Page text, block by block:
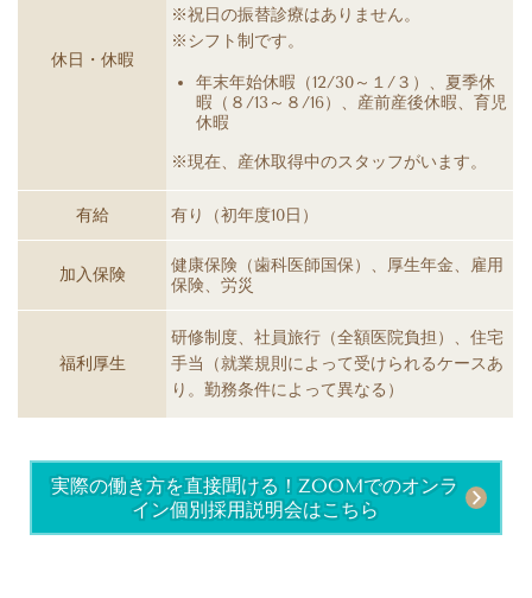
休日・休暇
※祝日の振替診療はありません。
※シフト制です。
年末年始休暇（12/30～１/３）、夏季休
暇（８/13～８/16）、産前産後休暇、育児
休暇
※現在、産休取得中のスタッフがいます。
有給 有り（初年度10日）
加入保険
健康保険（歯科医師国保）、厚生年金、雇用
保険、労災
福利厚生
研修制度、社員旅行（全額医院負担）、住宅
手当（就業規則によって受けられるケースあ
り。勤務条件によって異なる）
実際の働き方を直接聞ける！ZOOMでのオンラ
イン個別採用説明会はこちら